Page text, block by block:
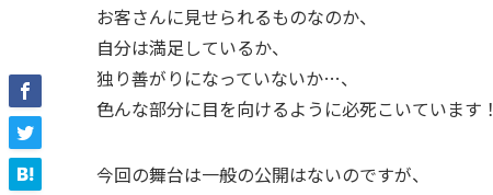
お客さんに見せられるものなのか、
自分は満足しているか、
独り善がりになっていないか…、
色んな部分に目を向けるように必死こいています！
今回の舞台は一般の公開はないのですが、